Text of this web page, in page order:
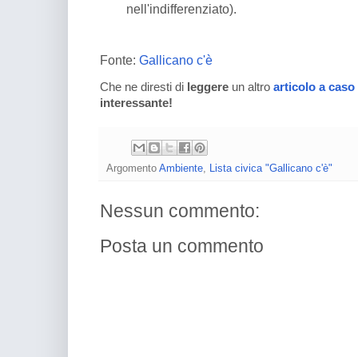
nell'indifferenziato).
Fonte: Gallicano c'è
Che ne diresti di leggere un altro articolo a caso
interessante!
Argomento Ambiente Lista civica "Gallicano c'è"
Nessun commento:
Posta un commento